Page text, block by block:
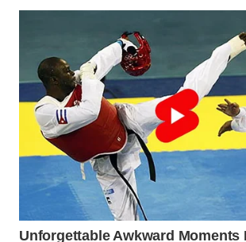
PADANG
WN
SUMEDANG
WN
CIANJUR
WN
KEPULAUAN
SERIBU